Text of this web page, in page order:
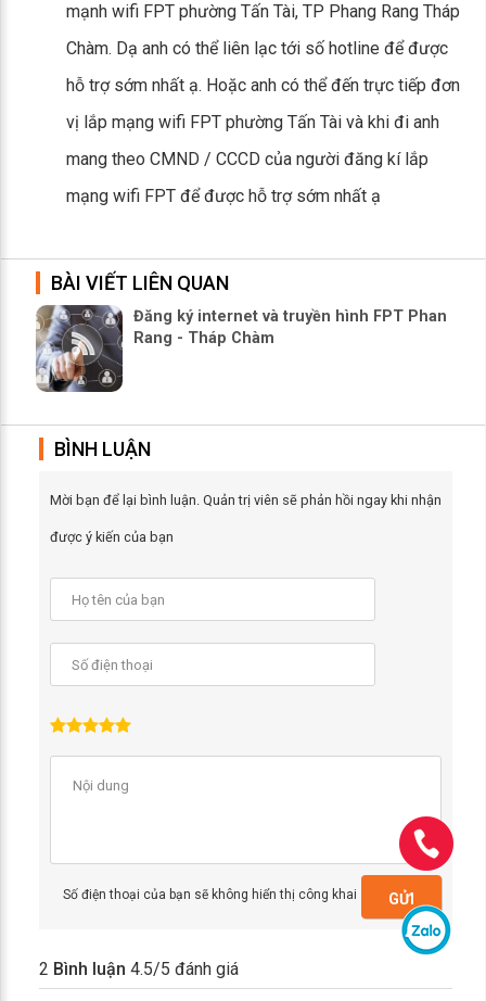
mạnh wifi FPT phường Tấn Tài, TP Phang Rang Tháp
Chàm. Dạ anh có thể liên lạc tới số hotline để được
hỗ trợ sớm nhất ạ. Hoặc anh có thể đến trực tiếp đơn
vị lắp mạng wifi FPT phường Tấn Tài và khi đi anh
mang theo CMND / CCCD của người đăng kí lắp
mạng wifi FPT để được hỗ trợ sớm nhất ạ
BÀI VIẾT LIÊN QUAN
Đăng ký internet và truyền hình FPT Phan
Rang - Tháp Chàm
BÌNH LUẬN
Mời bạn để lại bình luận. Quản trị viên sẽ phản hồi ngay khi nhận
được ý kiến của bạn
Số điện thoại của bạn sẽ không hiển thị công khai GỬI
2 Bình luận 4.5/5 đánh giá